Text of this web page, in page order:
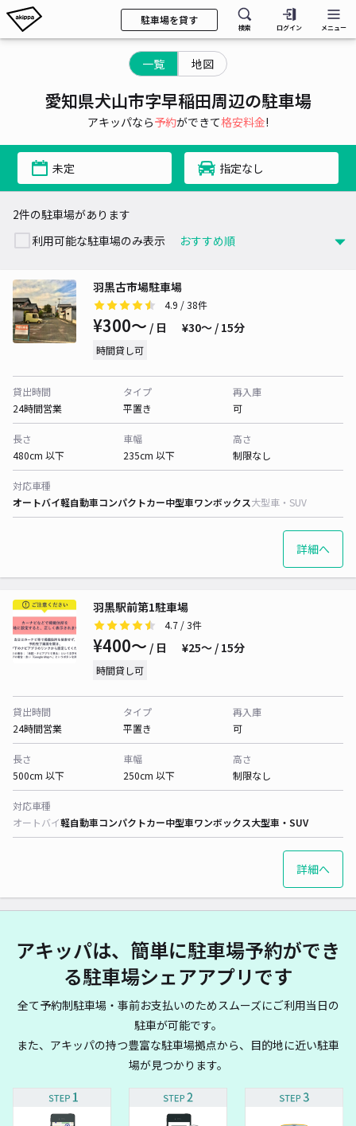
駐車場を貸す
検索 ログイン メニュー
一覧 地図
愛知県犬山市字早稲田周辺の駐車場
アキッパなら予約ができて格安料金!
未定 指定なし
2件の駐車場があります
利用可能な駐車場のみ表示
羽黒古市場駐車場
4.9 / 38件
¥300〜 / 日 ¥30〜 / 15分
時間貸し可
貸出時間
24時間営業
タイプ
平置き
再入庫
可
長さ
480cm 以下
車幅
235cm 以下
高さ
制限なし
対応車種
オートバイ軽自動車コンパクトカー中型車ワンボックス大型車・SUV
詳細へ
羽黒駅前第1駐車場
4.7 / 3件
¥400〜 / 日 ¥25〜 / 15分
時間貸し可
貸出時間
24時間営業
タイプ
平置き
再入庫
可
長さ
500cm 以下
車幅
250cm 以下
高さ
制限なし
対応車種
オートバイ軽自動車コンパクトカー中型車ワンボックス大型車・SUV
詳細へ
アキッパは、簡単に駐車場予約ができ
る駐車場シェアアプリです
全て予約制駐車場・事前お支払いのためスムーズにご利用当日の
駐車が可能です。
また、アキッパの持つ豊富な駐車場拠点から、目的地に近い駐車
場が見つかります。